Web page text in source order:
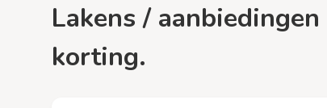
lakens / aanbiedingen - Plaats je bod op lakens veilingen en profiteer van
korting.